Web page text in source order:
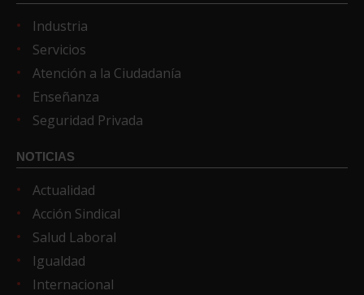
Industria
Servicios
Atención a la Ciudadanía
Enseñanza
Seguridad Privada
NOTICIAS
Actualidad
Acción Sindical
Salud Laboral
Igualdad
Internacional